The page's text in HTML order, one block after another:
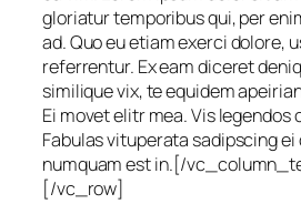
gloriatur temporibus qui, per
ad. Quo eu etiam exerci dolore,
referrentur. Ex eam diceret
similique vix, te equidem
Ei movet elitr mea. Vis legendos
Fabulas vituperata sadipscing ei
numquam est in.[/
[/vc_row]